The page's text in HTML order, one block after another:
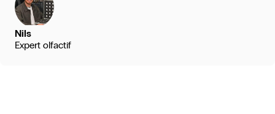
Nils
Expert olfactif